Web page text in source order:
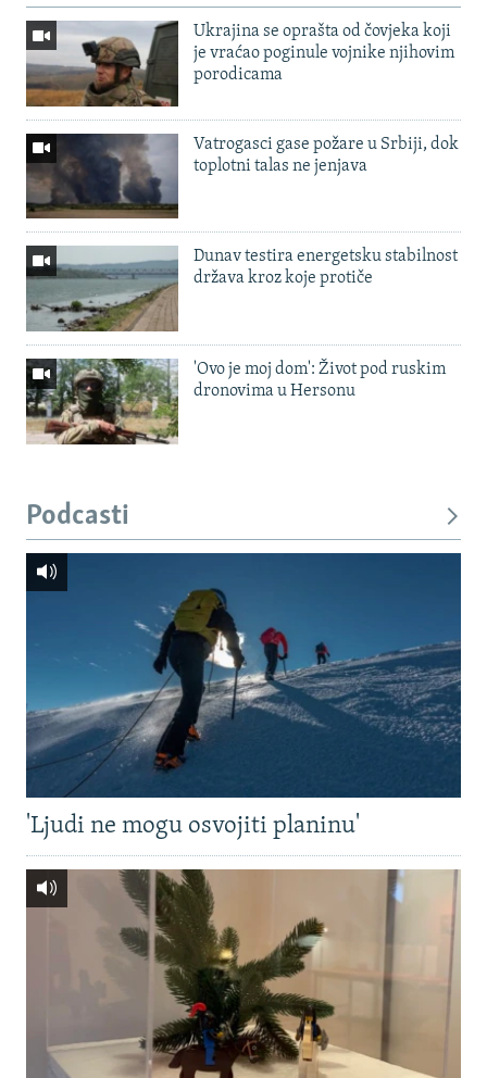
Ukrajina se oprašta od čovjeka koji
je vraćao poginule vojnike njihovim
porodicama
Vatrogasci gase požare u Srbiji, dok
toplotni talas ne jenjava
Dunav testira energetsku stabilnost
država kroz koje protiče
'Ovo je moj dom': Život pod ruskim
dronovima u Hersonu
Podcasti
'Ljudi ne mogu osvojiti planinu'